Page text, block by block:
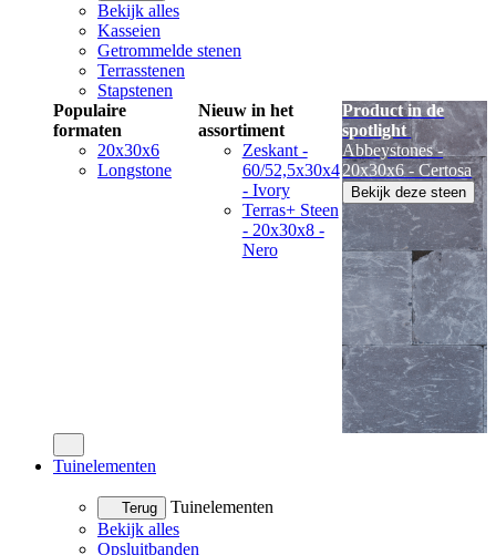
Bekijk alles
Kasseien
Getrommelde stenen
Terrasstenen
Stapstenen
Populaire
formaten
20x30x6
Longstone
Nieuw in het
assortiment
Zeskant -
60/52,5x30x4
- Ivory
Terras+ Steen
- 20x30x8 -
Nero
Product in de
spotlight
Abbeystones -
20x30x6 - Certosa
Bekijk deze steen
Tuinelementen
Terug
Tuinelementen
Bekijk alles
Opsluitbanden